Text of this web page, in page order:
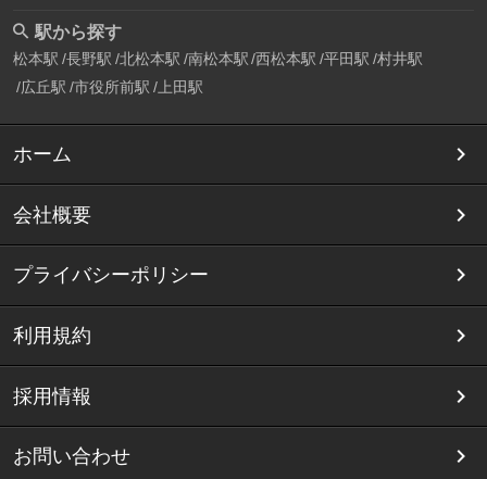
駅から探す
松本駅 長野駅 北松本駅 南松本駅 西松本駅 平田駅 村井駅
広丘駅 市役所前駅 上田駅
ホーム
会社概要
プライバシーポリシー
利用規約
採用情報
お問い合わせ